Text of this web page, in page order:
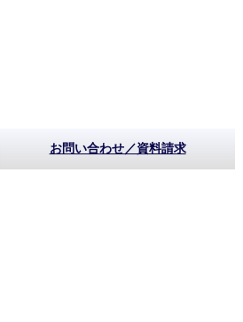
お問い合わせ／資料請求